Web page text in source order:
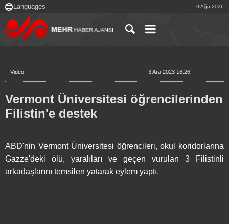
9 Ağu 2026
Video 3 Ara 2023 16:26
Vermont Üniversitesi öğrencilerinden
Filistin'e destek
ABD'nin Vermont Üniversitesi öğrencileri, okul koridorlarına
Gazze'deki ölü, yaralıları ve geçen vurulan 3 Filistinli
arkadaşlarını temsilen yatarak eylem yaptı.